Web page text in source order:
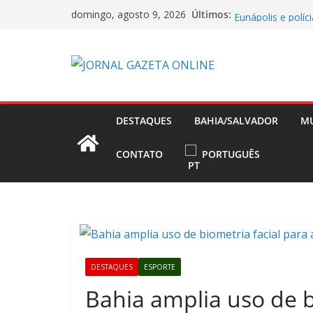
domingo, agosto 9, 2026 Últimos: Mistério na
Livre no
DESTAQUES BAHIA/SALVADOR
CONTATO PORTUGUÊS
DESTAQUES ESPORTE
Bahia amplia uso de